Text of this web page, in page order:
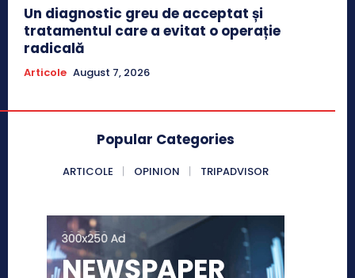
Un diagnostic greu de acceptat și
tratamentul care a evitat o operație
radicală
Articole August 7, 2026
Popular Categories
ARTICOLE OPINION TRIPADVISOR